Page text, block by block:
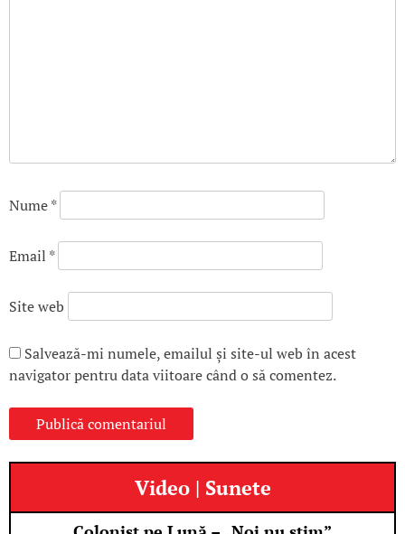
Nume*
Email *
Site web
Salvează-mi numele, emailul și site-ul web în acest
navigator pentru data viitoare când o să comentez.
Video | Sunete